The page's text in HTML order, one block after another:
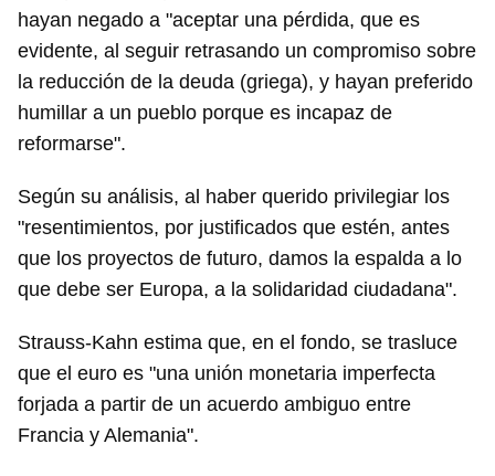
hayan negado a "aceptar una pérdida, que es
evidente, al seguir retrasando un compromiso sobre
la reducción de la deuda (griega), y hayan preferido
humillar a un pueblo porque es incapaz de
reformarse".
Según su análisis, al haber querido privilegiar los
"resentimientos, por justificados que estén, antes
que los proyectos de futuro, damos la espalda a lo
que debe ser Europa, a la solidaridad ciudadana".
Strauss-Kahn estima que, en el fondo, se trasluce
que el euro es "una unión monetaria imperfecta
forjada a partir de un acuerdo ambiguo entre
Francia y Alemania".